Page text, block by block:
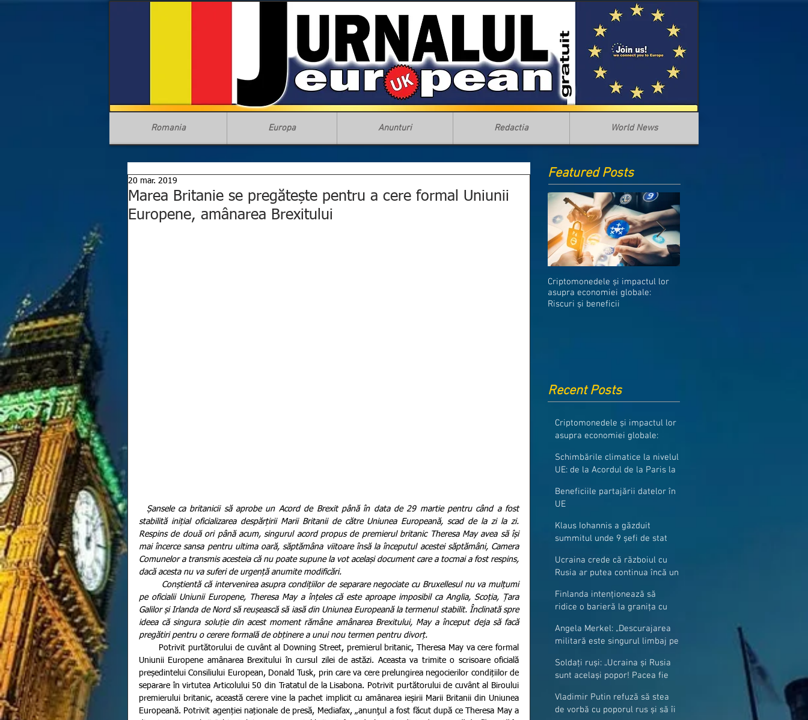
Romania Europa Anunturi Redactia World News
Marea Britanie se pregătește pentru a cere formal Uniunii
Europene, amânarea Brexitului
20 mar. 2019
Șansele ca britanicii să aprobe un Acord de Brexit până în data de 29 martie pentru când a fost
stabilită inițial oficializarea despărțirii Marii Britanii de către Uniunea Europeană, scad de la zi la zi.
Respins de două ori până acum, singurul acord propus de premierul britanic Theresa May avea să își
mai încerce sansa pentru ultima oară, săptămâna viitoare însă la începutul acestei săptămâni, Camera
Comunelor a transmis acesteia că nu poate supune la vot același document care a tocmai a fost respins,
dacă acesta nu va suferi de urgență anumite modificări.
pe oficialii Uniunii Europene, Theresa May a înțeles că este aproape imposibil ca Anglia, Scoția, Țara
Galilor și Irlanda de Nord să reușească să iasă din Uniunea Europeană la termenul stabilit. Înclinată spre
ideea că singura soluție din acest moment rămâne amânarea Brexitului, May a început deja să facă
pregătiri pentru o cerere formală de obținere a unui nou termen pentru divorț.
Uniunii Europene amânarea Brexitului în cursul zilei de astăzi. Aceasta va trimite o scrisoare oficială
președintelui Consiliului European, Donald Tusk, prin care va cere prelungirea negocierilor condițiilor de
separare în virtutea Articolului 50 din Tratatul de la Lisabona. Potrivit purtătorului de cuvânt al Biroului
premierului britanic, această cerere vine la pachet implicit cu amânarea ieșirii Marii Britanii din Uniunea
Europeană. Potrivit agenției naționale de presă, Mediafax, „anunţul a fost făcut după ce Theresa May a
Featured Posts
Criptomonedele și impactul lor
asupra economiei globale:
Riscuri și beneficii
Recent Posts
Criptomonedele și impactul lor
asupra economiei globale:
Schimbările climatice la nivelul
UE: de la Acordul de la Paris la
Beneficiile partajării datelor în
UE
Klaus Iohannis a găzduit
summitul unde 9 șefi de stat
granițe
Ucraina crede că războiul cu
Rusia ar putea continua încă un
Finlanda intenționează să
ridice o barieră la granița cu
Angela Merkel: „Descurajarea
militară este singurul limbaj pe
Soldați ruși: „Ucraina și Rusia
sunt același popor! Pacea fie
Vladimir Putin refuză să stea
de vorbă cu poporul rus și să îi